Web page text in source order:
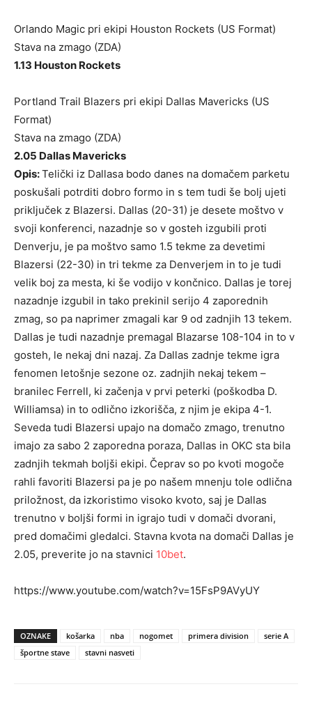
Orlando Magic pri ekipi Houston Rockets (US Format)
Stava na zmago (ZDA)
1.13 Houston Rockets
Portland Trail Blazers pri ekipi Dallas Mavericks (US
Format)
Stava na zmago (ZDA)
2.05 Dallas Mavericks
Opis:Telički iz Dallasa bodo danes na domačem parketu
poskušali potrditi dobro formo in s tem tudi še bolj ujeti
priključek z Blazersi. Dallas (20-31) je desete moštvo v
svoji konferenci, nazadnje so v gosteh izgubili proti
Denverju, je pa moštvo samo 1.5 tekme za devetimi
Blazersi (22-30) in tri tekme za Denverjem in to je tudi
velik boj za mesta, ki še vodijo v končnico. Dallas je torej
nazadnje izgubil in tako prekinil serijo 4 zaporednih
zmag, so pa naprimer zmagali kar 9 od zadnjih 13 tekem.
Dallas je tudi nazadnje premagal Blazarse 108-104 in to v
gosteh, le nekaj dni nazaj. Za Dallas zadnje tekme igra
fenomen letošnje sezone oz. zadnjih nekaj tekem –
branilec Ferrell, ki začenja v prvi peterki (poškodba D.
Williamsa) in to odlično izkorišča, z njim je ekipa 4-1.
Seveda tudi Blazersi upajo na domačo zmago, trenutno
imajo za sabo 2 zaporedna poraza, Dallas in OKC sta bila
zadnjih tekmah boljši ekipi. Čeprav so po kvoti mogoče
rahli favoriti Blazersi pa je po našem mnenju tole odlična
priložnost, da izkoristimo visoko kvoto, saj je Dallas
trenutno v boljši formi in igrajo tudi v domači dvorani,
pred domačimi gledalci. Stavna kvota na domači Dallas je
2.05, preverite jo na stavnici 10bet.
https://www.youtube.com/watch?v=15FsP9AVyUY
OZNAKE košarka nba nogomet primera division
serie A
športne stave
stavni nasveti